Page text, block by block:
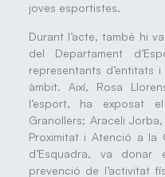
joves esportistes.
Durant l’acte, també hi
del Departament
representants d’entitats
àmbit. Així, Rosa
l’esport, ha exposat
Granollers; Araceli
Proximitat i Atenció a la
d’Esquadra, va
prevenció de l’activitat